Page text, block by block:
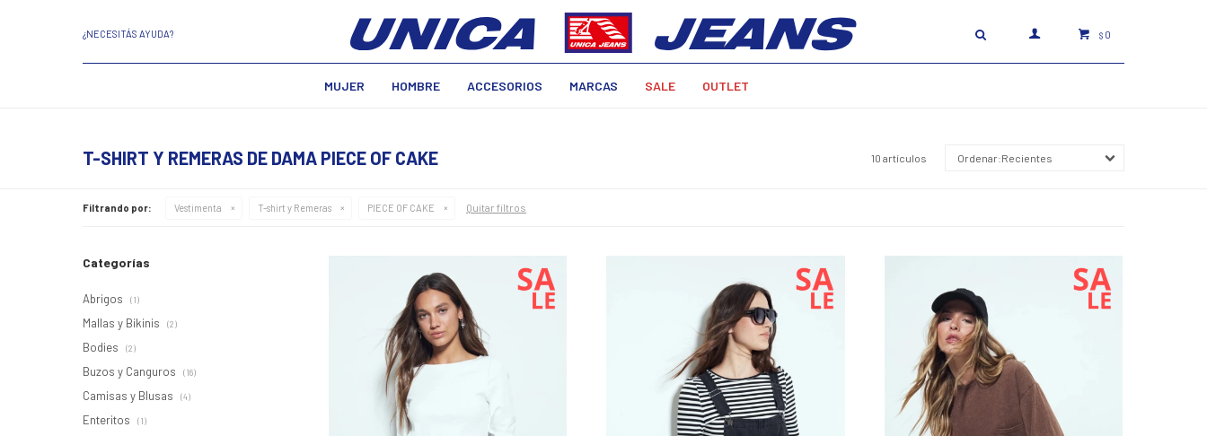
MUJER HOMBRE ACCESORIOS MARCAS SALE OUTLET
$ 0
¿NECESITÁS AYUDA?
T-SHIRT Y REMERAS DE DAMA PIECE OF CAKE 10 artículos Recientes
Filtrando por: Vestimenta T-shirt y Remeras PIECE OF CAKE Quitar filtros
Categorías
Abrigos (1)
Mallas y Bikinis (2)
Bodies (2)
Buzos y Canguros (16)
Camisas y Blusas (4)
Enteritos (1)